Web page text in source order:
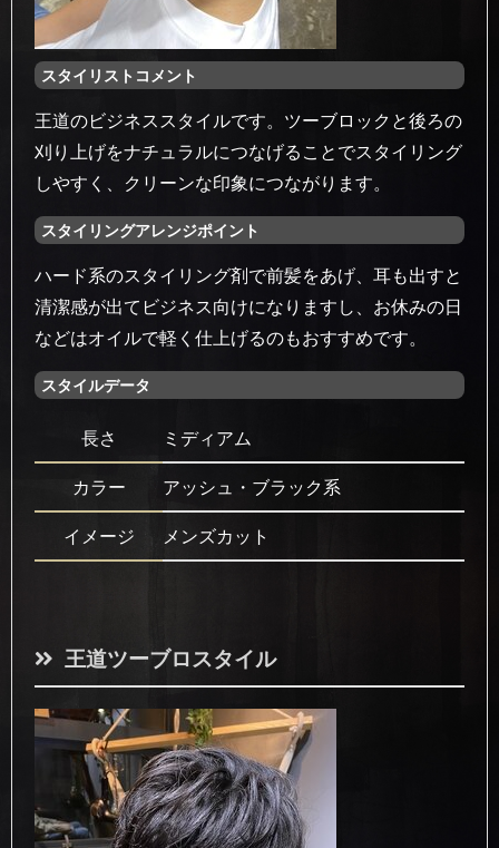
スタイリストコメント
王道のビジネススタイルです。ツーブロックと後ろの
刈り上げをナチュラルにつなげることでスタイリング
しやすく、クリーンな印象につながります。
スタイリングアレンジポイント
ハード系のスタイリング剤で前髪をあげ、耳も出すと
清潔感が出てビジネス向けになりますし、お休みの日
などはオイルで軽く仕上げるのもおすすめです。
スタイルデータ
長さ ミディアム
カラー アッシュ・ブラック系
イメージ メンズカット
王道ツーブロスタイル